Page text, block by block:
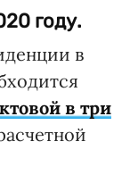
году.
в
в три